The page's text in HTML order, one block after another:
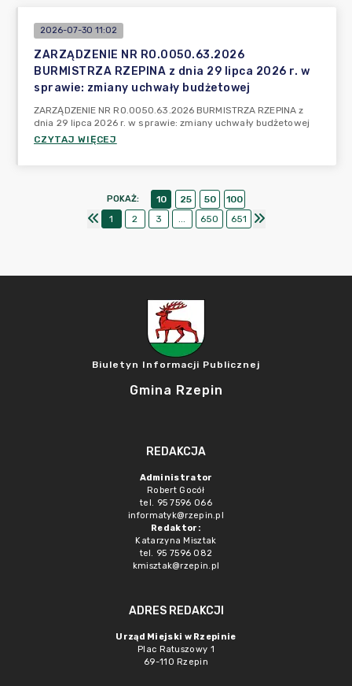
2026-07-30 11:02
ZARZĄDZENIE NR RO.0050.63.2026
BURMISTRZA RZEPINA z dnia 29 lipca 2026 r. w
sprawie: zmiany uchwały budżetowej
ZARZĄDZENIE NR RO.0050.63.2026 BURMISTRZA RZEPINA z
dnia 29 lipca 2026 r. w sprawie: zmiany uchwały budżetowej
CZYTAJ WIĘCEJ
POKAŻ: 10 25 50
100
1
2 3 ... 650 651
Biuletyn Informacji Publicznej
Gmina Rzepin
REDAKCJA
Administrator
Robert Gocół
tel. 95 7596 066
informatyk@rzepin.pl
Redaktor:
Katarzyna Misztak
tel. 95 7596 082
kmisztak@rzepin.pl
ADRES REDAKCJI
Urząd Miejski w Rzepinie
Plac Ratuszowy 1
69-110 Rzepin